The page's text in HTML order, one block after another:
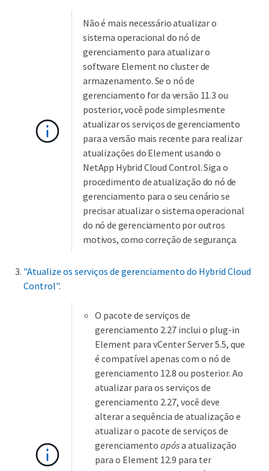
Não é mais necessário atualizar o
sistema operacional do nó de
gerenciamento para atualizar o
software Element no cluster de
armazenamento. Se o nó de
gerenciamento for da versão 11.3 ou
posterior, você pode simplesmente
atualizar os serviços de gerenciamento
para a versão mais recente para realizar
atualizações do Element usando o
NetApp Hybrid Cloud Control. Siga o
procedimento de atualização do nó de
gerenciamento para o seu cenário se
precisar atualizar o sistema operacional
do nó de gerenciamento por outros
motivos, como correção de segurança.
"Atualize os serviços de gerenciamento do Hybrid Cloud
Control".
O pacote de serviços de
gerenciamento 2.27 inclui o plug-in
Element para vCenter Server 5.5, que
é compatível apenas com o nó de
gerenciamento 12.8 ou posterior. Ao
atualizar para os serviços de
gerenciamento 2.27, você deve
alterar a sequência de atualização e
atualizar o pacote de serviços de
gerenciamento apósa atualização
para o Element 12.9 para ter